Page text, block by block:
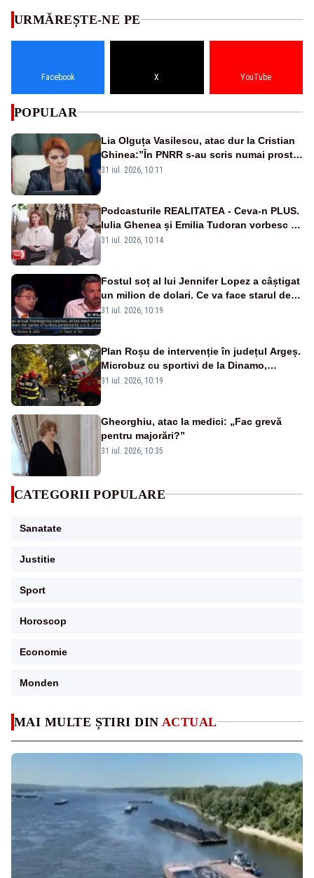
MAI MULTE ȘTIRI DIN ACTUAL
URMĂREȘTE-NE PE
Facebook X YouTube
POPULAR
Lia Olguța Vasilescu, atac dur la Cristian
Ghinea:”În PNRR s-au scris numai prostii.
Este o negociere proastă pe care a făcut-
31 iul. 2026, 10:11
Podcasturile REALITATEA - Ceva-n PLUS.
Iulia Ghenea și Emilia Tudoran vorbesc în
premieră la Realitatea Plus - VIDEO
31 iul. 2026, 10:14
Fostul soț al lui Jennifer Lopez a câștigat
un milion de dolari. Ce va face starul de la
Hollywood cu banii câștigați?
31 iul. 2026, 10:19
Plan Roșu de intervenție în județul Argeș.
Microbuz cu sportivi de la Dinamo,
implicat într-un accident grav. Un tânăr a
31 iul. 2026, 10:19
Gheorghiu, atac la medici: „Fac grevă
pentru majorări?”
31 iul. 2026, 10:35
CATEGORII POPULARE
Sanatate
Justitie
Sport
Horoscop
Economie
Monden